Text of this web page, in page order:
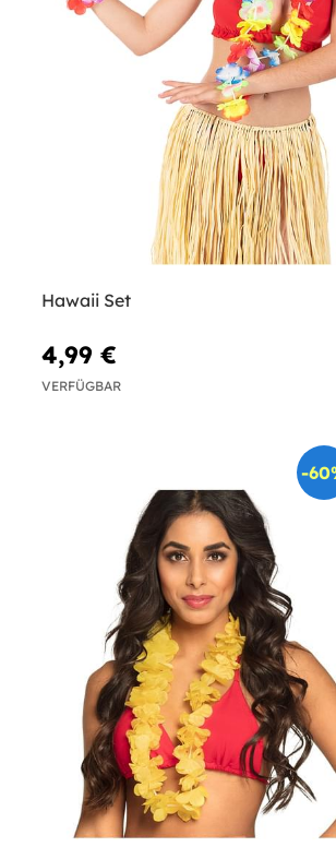
Hawaii Set
4,99 €
VERFÜGBAR
-